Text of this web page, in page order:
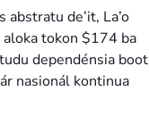
de’it, La’o
tokon $174 ba
dependénsia boot
nasionál kontinua